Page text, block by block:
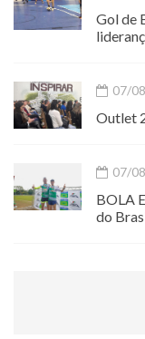
Gol de
07/
Outlet
07/
BOLA
do